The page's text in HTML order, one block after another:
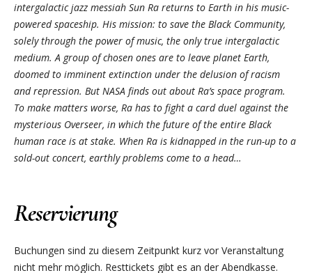
intergalactic jazz messiah Sun Ra returns to Earth in his music-
powered spaceship. His mission: to save the Black Community,
solely through the power of music, the only true intergalactic
medium. A group of chosen ones are to leave planet Earth,
doomed to imminent extinction under the delusion of racism
and repression. But NASA finds out about Ra’s space program.
To make matters worse, Ra has to fight a card duel against the
mysterious Overseer, in which the future of the entire Black
human race is at stake. When Ra is kidnapped in the run-up to a
sold-out concert, earthly problems come to a head…
Reservierung
Buchungen sind zu diesem Zeitpunkt kurz vor Veranstaltung
nicht mehr möglich. Resttickets gibt es an der Abendkasse.